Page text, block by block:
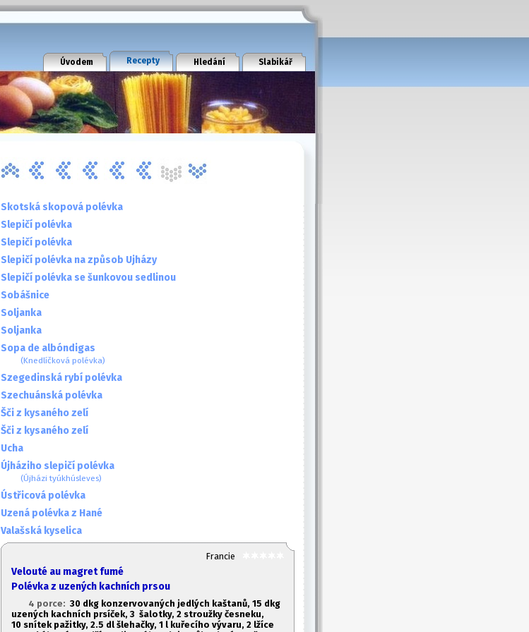
Úvodem Recepty Hledání Slabikář
Skotská skopová polévka
Slepičí polévka
Slepičí polévka
Slepičí polévka na způsob Ujházy
Slepičí polévka se šunkovou sedlinou
Sobášnice
Soljanka
Soljanka
Sopa de albóndigas
(Knedlíčková polévka)
Szegedinská rybí polévka
Szechuánská polévka
Šči z kysaného zelí
Šči z kysaného zelí
Ucha
Újháziho slepičí polévka
(Újházi tyúkhúsleves)
Ústřicová polévka
Uzená polévka z Hané
Valašská kyselica
Francie
Velouté au magret fumé
Polévka z uzených kachních prsou
4 porce: 30 dkg konzervovaných jedlých kaštanů, 15 dkg
uzených kachních prsíček, 3 šalotky, 2 stroužky česneku,
10 snítek pažitky, 2.5 dl šlehačky, 1 l kuřecího vývaru, 2 lžíce